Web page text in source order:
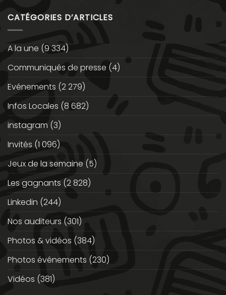
CATÉGORIES D’ARTICLES
A la une (9 334)
Communiqués de presse (4)
Evénements (2 279)
Infos Locales (8 682)
instagram (3)
Invités (1 096)
Jeux de la semaine (5)
Les gagnants (2 828)
Linkedin (244)
Nos auditeurs (301)
Photos & vidéos (384)
Photos événements (230)
Vidéos (381)